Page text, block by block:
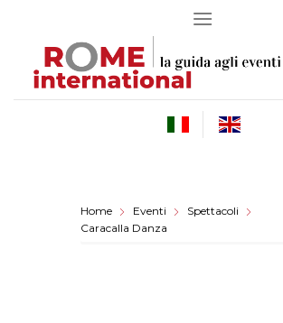
Home Eventi
Spettacoli
Caracalla Danza